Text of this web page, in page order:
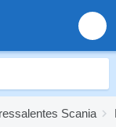
Scania